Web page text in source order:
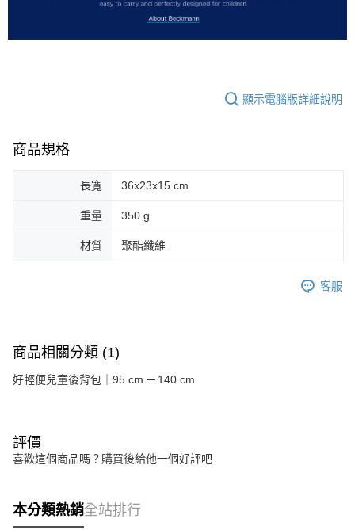
顯示電腦版詳細說明
商品規格
長寬 36x23x15 cm
重量 350 g
材質 聚酯纖維
客服
商品相關分類 (1)
好輕便兒童後背包｜95 cm ─ 140 cm
評價
喜歡這個商品嗎？購買後給他一個好評吧
本分類熱銷全站排行